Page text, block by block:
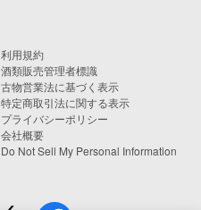
利用規約
酒類販売管理者標識
古物営業法に基づく表示
特定商取引法に関する表示
プライバシーポリシー
会社概要
Do Not Sell My Personal Information